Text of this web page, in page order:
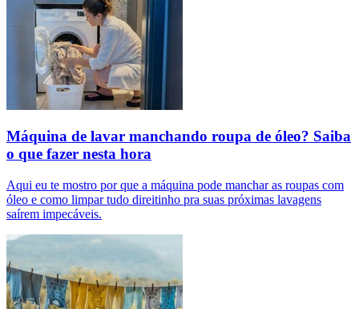
Máquina de lavar manchando roupa de óleo? Saiba
o que fazer nesta hora
Aqui eu te mostro por que a máquina pode manchar as roupas com
óleo e como limpar tudo direitinho pra suas próximas lavagens
saírem impecáveis.